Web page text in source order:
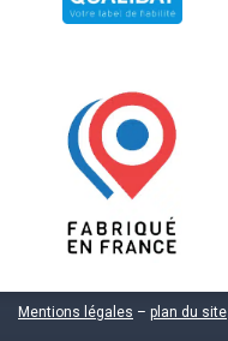
Mentions légales – plan du site